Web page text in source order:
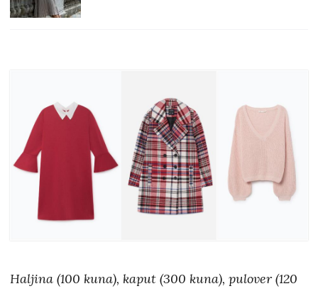
Haljina (100 kuna), kaput (300 kuna), pulover (120